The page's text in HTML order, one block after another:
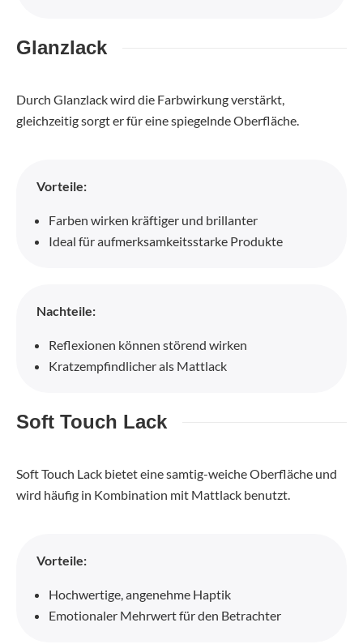
Glanzlack
Durch Glanzlack wird die Farbwirkung verstärkt,
gleichzeitig sorgt er für eine spiegelnde Oberfläche.
Vorteile:
Farben wirken kräftiger und brillanter
Ideal für aufmerksamkeitsstarke Produkte
Nachteile:
Reflexionen können störend wirken
Kratzempfindlicher als Mattlack
Soft Touch Lack
Soft Touch Lack bietet eine samtig-weiche Oberfläche und
wird häufig in Kombination mit Mattlack benutzt.
Vorteile:
Hochwertige, angenehme Haptik
Emotionaler Mehrwert für den Betrachter